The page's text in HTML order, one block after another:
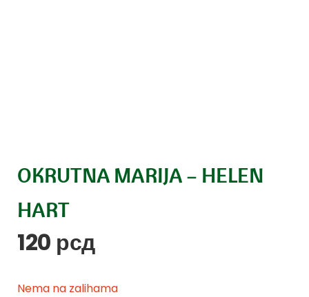
OKRUTNA MARIJA – HELEN
HART
120 рсд
Nema na zalihama